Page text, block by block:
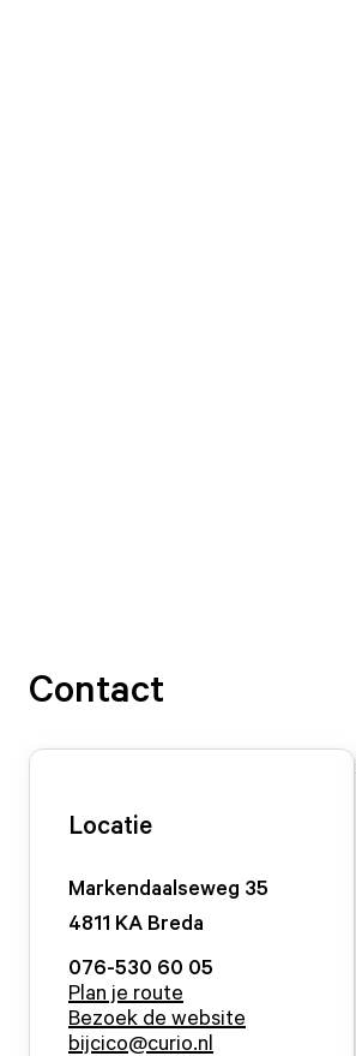
Contact
Locatie
Markendaalseweg 35
4811 KA Breda
076-530 60 05
Plan je route
Bezoek de website
bijcico@curio.nl